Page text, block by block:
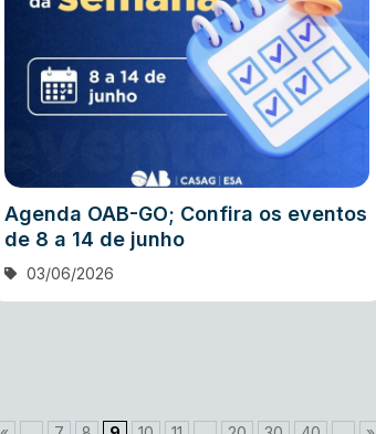
Agenda OAB-GO; Confira os eventos
de 8 a 14 de junho
03/06/2026